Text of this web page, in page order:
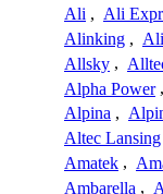
Ali , Ali
Alinking ,
Allsky ,
Alpha Power ,
Alpina ,
Altec Lansing
Amatek ,
Ambarella ,